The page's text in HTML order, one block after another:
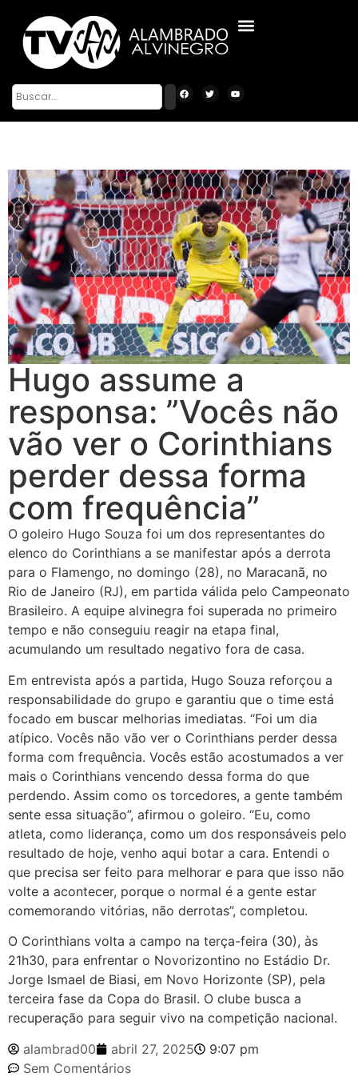
Hugo assume a
responsa: ”Vocês não
vão ver o Corinthians
perder dessa forma
com frequência”
O goleiro Hugo Souza foi um dos representantes do
elenco do Corinthians a se manifestar após a derrota
para o Flamengo, no domingo (28), no Maracanã, no
Rio de Janeiro (RJ), em partida válida pelo Campeonato
Brasileiro. A equipe alvinegra foi superada no primeiro
tempo e não conseguiu reagir na etapa final,
acumulando um resultado negativo fora de casa.
Em entrevista após a partida, Hugo Souza reforçou a
responsabilidade do grupo e garantiu que o time está
focado em buscar melhorias imediatas. “Foi um dia
atípico. Vocês não vão ver o Corinthians perder dessa
forma com frequência. Vocês estão acostumados a ver
mais o Corinthians vencendo dessa forma do que
perdendo. Assim como os torcedores, a gente também
sente essa situação”, afirmou o goleiro. “Eu, como
atleta, como liderança, como um dos responsáveis pelo
resultado de hoje, venho aqui botar a cara. Entendi o
que precisa ser feito para melhorar e para que isso não
volte a acontecer, porque o normal é a gente estar
comemorando vitórias, não derrotas”, completou.
O Corinthians volta a campo na terça-feira (30), às
21h30, para enfrentar o Novorizontino no Estádio Dr.
Jorge Ismael de Biasi, em Novo Horizonte (SP), pela
terceira fase da Copa do Brasil. O clube busca a
recuperação para seguir vivo na competição nacional.
alambrad00
abril 27, 2025
9:07 pm
Sem Comentários